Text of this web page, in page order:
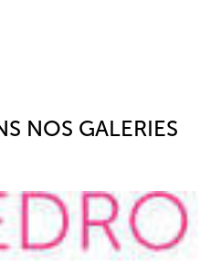
NOS GALERIES